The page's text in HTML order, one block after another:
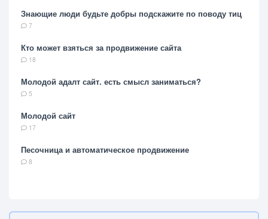
Знающие люди будьте добры подскажите по поводу тиц
7
Кто может взяться за продвижение сайта
18
Молодой адалт сайт. есть смысл заниматься?
5
Молодой сайт
17
Песочница и автоматическое продвижение
8